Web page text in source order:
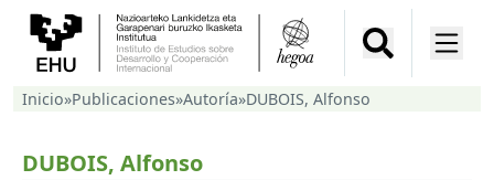
Inicio»Publicaciones»Autoría»DUBOIS, Alfonso
DUBOIS, Alfonso